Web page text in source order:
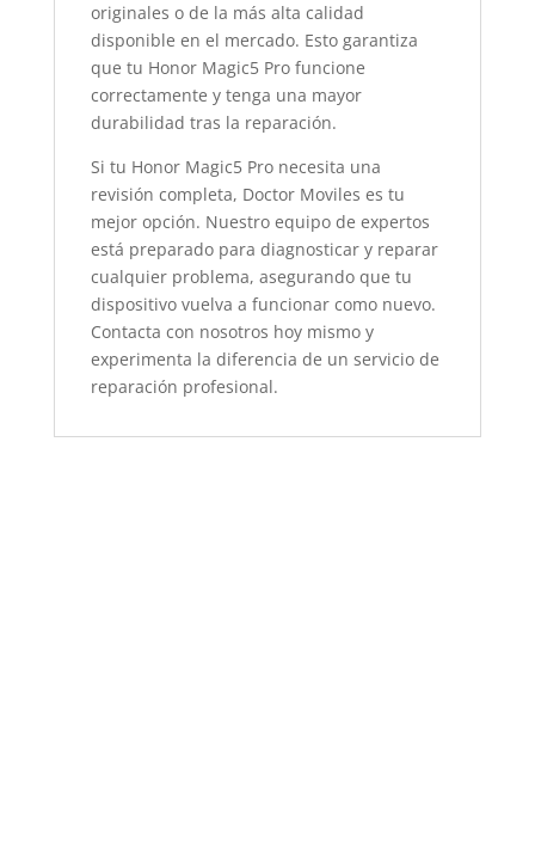
originales o de la más alta calidad
disponible en el mercado. Esto garantiza
que tu Honor Magic5 Pro funcione
correctamente y tenga una mayor
durabilidad tras la reparación.
Si tu Honor Magic5 Pro necesita una
revisión completa, Doctor Moviles es tu
mejor opción. Nuestro equipo de expertos
está preparado para diagnosticar y reparar
cualquier problema, asegurando que tu
dispositivo vuelva a funcionar como nuevo.
Contacta con nosotros hoy mismo y
experimenta la diferencia de un servicio de
reparación profesional.